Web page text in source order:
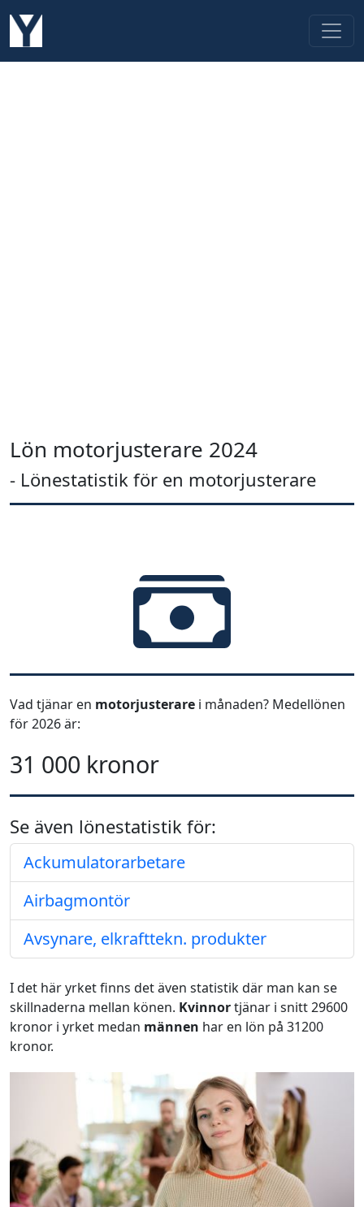
Lön motorjusterare 2024
- Lönestatistik för en motorjusterare
Vad tjänar en motorjusterare i månaden? Medellönen
för 2026 är:
31 000 kronor
Se även lönestatistik för:
Ackumulatorarbetare
Airbagmontör
Avsynare, elkrafttekn. produkter
I det här yrket finns det även statistik där man kan se
skillnaderna mellan könen. Kvinnortjänar i snitt 29600
kronor i yrket medan männen har en lön på 31200
kronor.